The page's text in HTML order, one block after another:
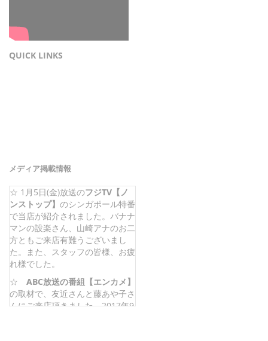
QUICK LINKS
メディア掲載情報
☆ 1月5日(金)放送のフジTV【ノ
ンストップ】 のシンガポール特番
で当店が紹介されました。バナナ
マンの設楽さん、山崎アナのお二
方ともご来店有難うございまし
た。また、スタッフの皆様、お疲
れ様でした。
☆ ABC放送の番組【エンカメ】
の取材で、友近さんと藤あや子さ
んにご来店頂きました。2017年9